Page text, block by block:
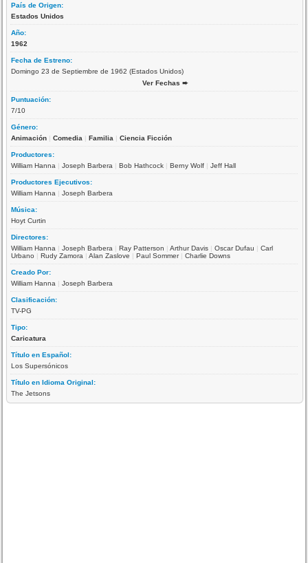
País de Origen:
Estados Unidos
Año:
1962
Fecha de Estreno:
Domingo 23 de Septiembre de 1962 (Estados Unidos)
Ver Fechas ➨
Puntuación:
7/10
Género:
Animación |Comedia |Familia |Ciencia Ficción
Productores:
William Hanna |Joseph Barbera |Bob Hathcock |Berny Wolf |Jeff Hall
Productores Ejecutivos:
William Hanna |Joseph Barbera
Música:
Hoyt Curtin
Directores:
William Hanna |Joseph Barbera |Ray Patterson |Arthur Davis |Oscar Dufau |Carl
Urbano |Rudy Zamora |Alan Zaslove |Paul Sommer|Charlie Downs
Creado Por:
William Hanna |Joseph Barbera
Clasificación:
TV-PG
Tipo:
Caricatura
Título en Español:
Los Supersónicos
Título en Idioma Original:
The Jetsons